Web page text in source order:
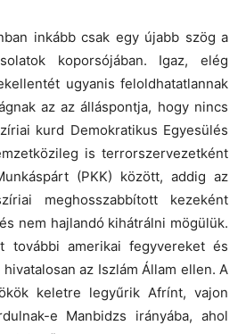
inkább csak egy újabb szög a
koporsójában. Igaz, elég
ugyanis feloldhatatlannak
az az álláspontja, hogy nincs
kurd Demokratikus Egyesülés
is terrorszervezetként
(PKK) között, addig az
meghosszabbított kezeként
nem hajlandó kihátrálni mögülük.
további amerikai fegyvereket és
az Iszlám Állam ellen. A
keletre legyűrik Afrínt, vajon
e Manbidzs irányába, ahol